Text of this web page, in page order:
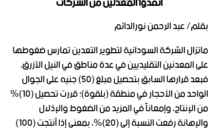
بقلم/ عبد الرحمن نورالدائم
ماتزال الشركة السودانية لتطوير التعدين تمارس ضغوطها
على المعدنين التقليديين في عدة مناطق في النيل الأزرق،
فبعد قرارها السابق بتحصيل مبلغ (50) جنيه على الجوال
الواحد من الأحجار في منطقة (بلقوة)؛ قررت تحصيل (10)%
من الإنتاج، وإمعاناً في المزيد من الضغوط والإذلال
والإهانة رفعت النسبة إلى (20)%، بمعنى إذا أنتجت (100)